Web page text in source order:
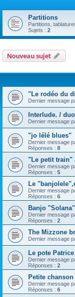
Partitions
Partitions,
Sujets : 2
Nouveau sujet
"Le rodéo du
Dernier message
Interlude. /
Dernier message
"jo lélé blues"
Dernier message
Réponses : 8
"Le petit train"
Dernier message
Réponses : 5
Le
Dernier message
Réponses : 6
Banjo
Dernier message
Réponses : 2
The Mizzone
Dernier message
Le pote
Dernier message
Réponses : 2
Petite
Dernier message
Réponses : 6